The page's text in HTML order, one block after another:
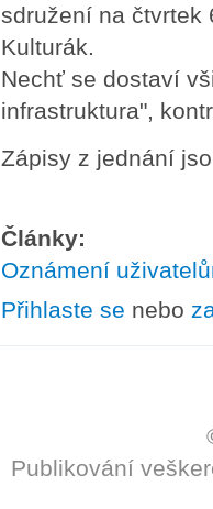
sdružení na čtvrtek
Kulturák.
Nechť se dostaví
infrastruktura",
Zápisy z jednání
Články:
Oznámení
Přihlaste se nebo
Publikování